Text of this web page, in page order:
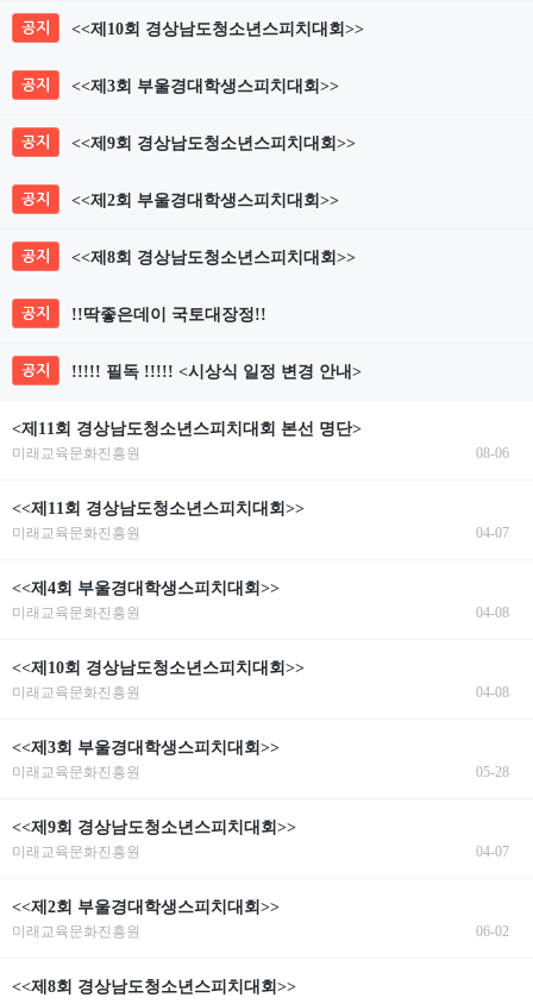
공지 <<제10회 경상남도청소년스피치대회>>
공지 <<제3회 부울경대학생스피치대회>>
공지 <<제9회 경상남도청소년스피치대회>>
공지 <<제2회 부울경대학생스피치대회>>
공지 <<제8회 경상남도청소년스피치대회>>
공지 !!딱좋은데이 국토대장정!!
공지 !!!!! 필독 !!!!! <시상식 일정 변경 안내>
<제11회 경상남도청소년스피치대회 본선 명단>
미래교육문화진흥원 08-06
<<제11회 경상남도청소년스피치대회>>
미래교육문화진흥원 04-07
<<제4회 부울경대학생스피치대회>>
미래교육문화진흥원 04-08
<<제10회 경상남도청소년스피치대회>>
미래교육문화진흥원 04-08
<<제3회 부울경대학생스피치대회>>
미래교육문화진흥원 05-28
<<제9회 경상남도청소년스피치대회>>
미래교육문화진흥원 04-07
<<제2회 부울경대학생스피치대회>>
미래교육문화진흥원 06-02
<<제8회 경상남도청소년스피치대회>>